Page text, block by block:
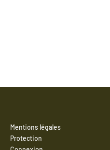
Mentions légales
Protection